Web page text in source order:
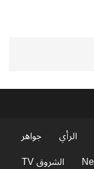
الرأي
جواهر
الشروق TV